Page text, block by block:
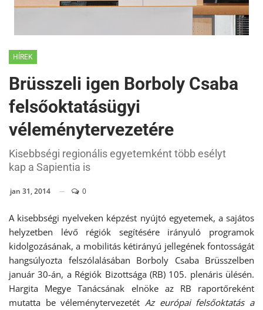
HÍREK
Brüsszeli igen Borboly Csaba
felsőoktatásügyi
véleménytervezetére
Kisebbségi regionális egyetemként több esélyt
kap a Sapientia is
jan 31, 2014 0
A kisebbségi nyelveken képzést nyújtó egyetemek, a sajátos
helyzetben lévő régiók segítésére irányuló programok
kidolgozásának, a mobilitás kétirányú jellegének fontosságát
hangsúlyozta felszólalásában Borboly Csaba Brüsszelben
január 30-án, a Régiók Bizottsága (RB) 105. plenáris ülésén.
Hargita Megye Tanácsának elnöke az RB raportőreként
mutatta be véleménytervezetét Az európai felsőoktatás a